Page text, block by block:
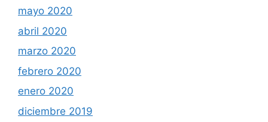
mayo 2020
abril 2020
marzo 2020
febrero 2020
enero 2020
diciembre 2019